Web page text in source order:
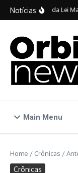
Ir para o conteúdo
Notícias
Vinte anos da Lei
Main Menu
Home / Crônicas /
Crônicas